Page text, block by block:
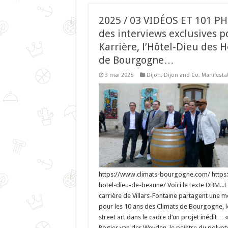
2025 / 03 VIDÉOS ET 101
des interviews exclusives
Karrière, l’Hôtel-Dieu des
de Bourgogne…
3 mai 2025 Dijon, Dijon and Co,